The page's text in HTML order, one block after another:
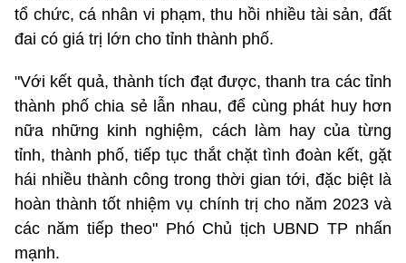
tổ chức, cá nhân vi phạm, thu hồi nhiều tài sản, đất
đai có giá trị lớn cho tỉnh thành phố.
"Với kết quả, thành tích đạt được, thanh tra các tỉnh
thành phố chia sẻ lẫn nhau, để cùng phát huy hơn
nữa những kinh nghiệm, cách làm hay của từng
tỉnh, thành phố, tiếp tục thắt chặt tình đoàn kết, gặt
hái nhiều thành công trong thời gian tới, đặc biệt là
hoàn thành tốt nhiệm vụ chính trị cho năm 2023 và
các năm tiếp theo" Phó Chủ tịch UBND TP nhấn
mạnh.